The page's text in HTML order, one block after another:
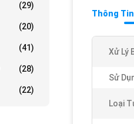
(29)
(20)
(41)
(28)
(22)
Thông
Xử Lý
Sử
Loại